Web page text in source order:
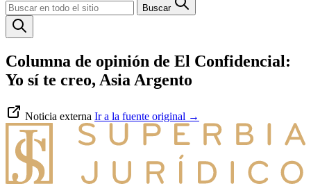
Buscar
Columna de opinión de El Confidencial:
Yo sí te creo, Asia Argento
Noticia externa Ir a la fuente original →